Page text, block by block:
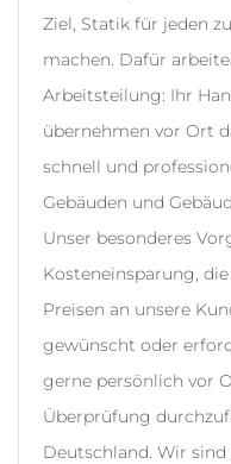
Ziel, Statik für jeden
machen. Dafür
Arbeitsteilung: Ihr
übernehmen vor Ort
schnell und
Gebäuden und
Unser besonderes
Kosteneinsparung,
Preisen an unsere
gewünscht oder
gerne persönlich vor
Überprüfung
Deutschland. Wir